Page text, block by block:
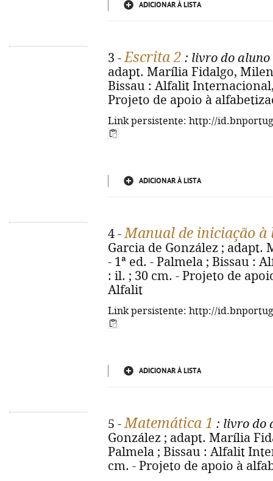
ADICIONAR À LISTA
3 -Escrita 2 : livro do aluno
adapt. Marília Fidalgo,
Bissau : Alfalit
Projeto de apoio à
Link persistente: http://
ADICIONAR À LISTA
4 -Manual de iniciação à
Garcia de González ;
- 1ª ed. - Palmela ; Bissau :
: il. ; 30 cm. - Projeto de
Alfalit
Link persistente: http://
ADICIONAR À LISTA
5 -Matemática 1 : livro do
González ; adapt. Marília
Palmela ; Bissau : Alfalit
cm. - Projeto de apoio à